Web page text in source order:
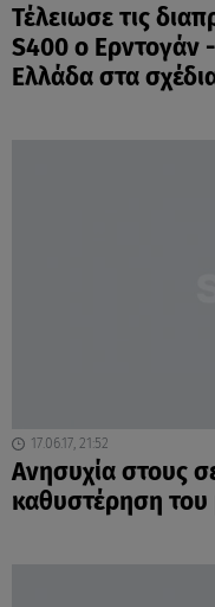
Τέλειωσε τις
S400 ο Ερντογάν -
Ελλάδα στα
17.06.17, 21:52
Ανησυχία στους
καθυστέρηση του